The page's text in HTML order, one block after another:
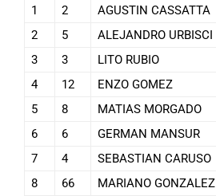
1
2 AGUSTIN CASSATTA
2
5 ALEJANDRO URBISCI
3
3 LITO RUBIO
4
12 ENZO GOMEZ
5
8 MATIAS MORGADO
6
6 GERMAN MANSUR
7
4 SEBASTIAN CARUSO
8
66 MARIANO GONZALEZ